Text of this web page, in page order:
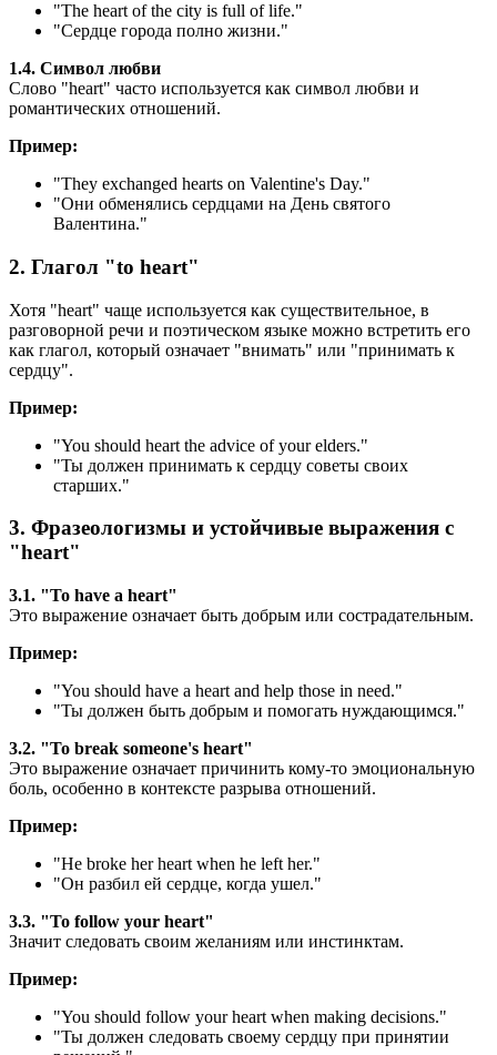
"The heart of the city is full of life."
"Сердце города полно жизни."
1.4. Символ любви
Слово "heart" часто используется как символ любви и
романтических отношений.
Пример:
"They exchanged hearts on Valentine's Day."
"Они обменялись сердцами на День святого
Валентина."
2. Глагол "to heart"
Хотя "heart" чаще используется как существительное, в
разговорной речи и поэтическом языке можно встретить его
как глагол, который означает "внимать" или "принимать к
сердцу".
Пример:
"You should heart the advice of your elders."
"Ты должен принимать к сердцу советы своих
старших."
3. Фразеологизмы и устойчивые выражения с
"heart"
3.1. "To have a heart"
Это выражение означает быть добрым или сострадательным.
Пример:
"You should have a heart and help those in need."
"Ты должен быть добрым и помогать нуждающимся."
3.2. "To break someone's heart"
Это выражение означает причинить кому-то эмоциональную
боль, особенно в контексте разрыва отношений.
Пример:
"He broke her heart when he left her."
"Он разбил ей сердце, когда ушел."
3.3. "To follow your heart"
Значит следовать своим желаниям или инстинктам.
Пример:
"You should follow your heart when making decisions."
"Ты должен следовать своему сердцу при принятии